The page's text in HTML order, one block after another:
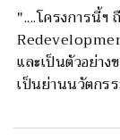
"....โครงการนี้
และเป็นตัวอย่า
เป็นย่านนวัตกร